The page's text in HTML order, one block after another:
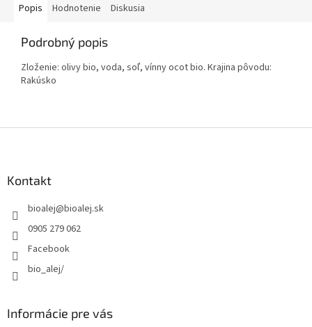
Popis Hodnotenie Diskusia
Podrobný popis
Zloženie: olivy bio, voda, soľ, vínny ocot bio. Krajina pôvodu:
Rakúsko
Kontakt
bioalej@bioalej.sk
0905 279 062
Facebook
bio_alej/
Informácie pre vás